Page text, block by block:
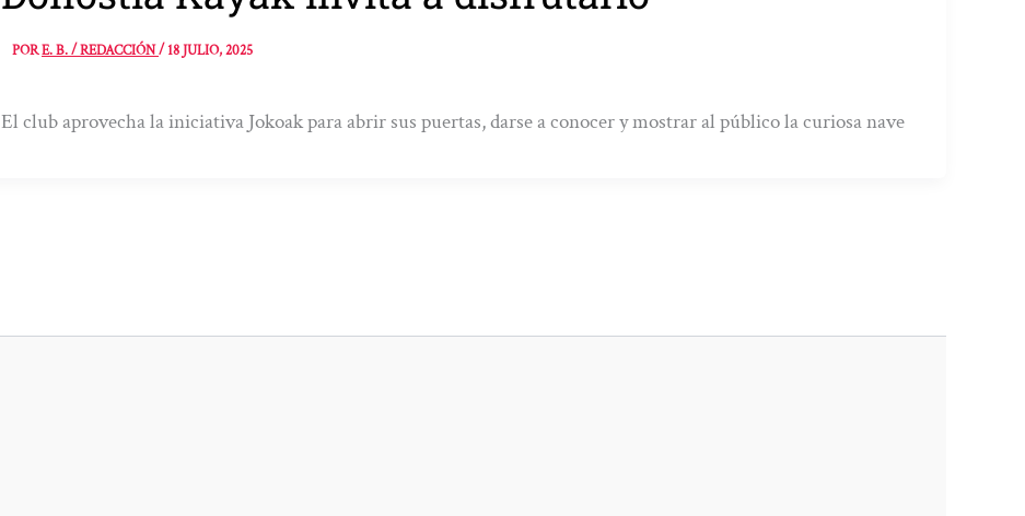
PORE. B. / REDACCIÓN/18 JULIO, 2025
El club aprovecha la iniciativa Jokoak para abrir sus puertas, darse a conocer y mostrar al público la curiosa nave